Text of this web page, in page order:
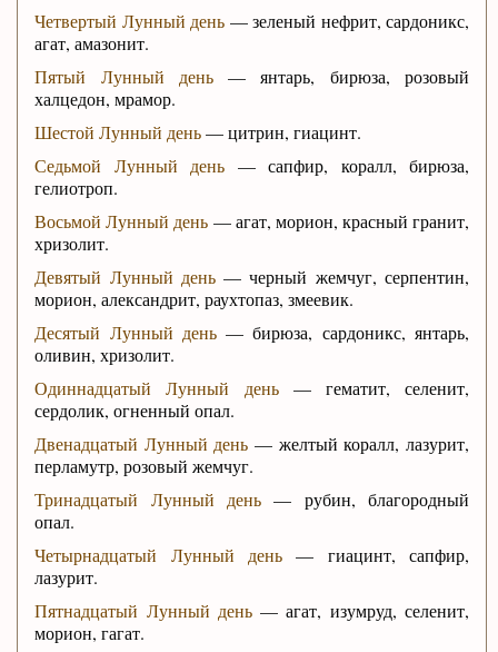
Четвертый Лунный день — зеленый нефрит, сардоникс,
агат, амазонит.
Пятый Лунный день— янтарь, бирюза, розовый
халцедон, мрамор.
Шестой Лунный день— цитрин, гиацинт.
Седьмой Лунный день — сапфир, коралл, бирюза,
гелиотроп.
Восьмой Лунный день — агат, морион, красный гранит,
хризолит.
Девятый Лунный день— черный жемчуг, серпентин,
морион, александрит, раухтопаз, змеевик.
Десятый Лунный день— бирюза, сардоникс, янтарь,
оливин, хризолит.
Одиннадцатый Лунный день— гематит, селенит,
сердолик, огненный опал.
Двенадцатый Лунный день — желтый коралл, лазурит,
перламутр, розовый жемчуг.
Тринадцатый Лунный день— рубин, благородный
опал.
Четырнадцатый Лунный день— гиацинт, сапфир,
лазурит.
Пятнадцатый Лунный день— агат, изумруд, селенит,
морион, гагат.